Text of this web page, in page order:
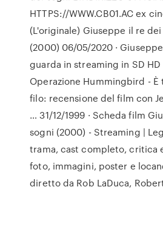
HTTPS://WWW.CB01.AC ex
(L'originale) Giuseppe il re
(2000) 06/05/2020 ·
guarda in streaming in SD HD
Operazione Hummingbird -
filo: recensione del film con
… 31/12/1999 · Scheda film
sogni (2000) - Streaming |
trama, cast completo, critica
foto, immagini, poster e
diretto da Rob LaDuca,